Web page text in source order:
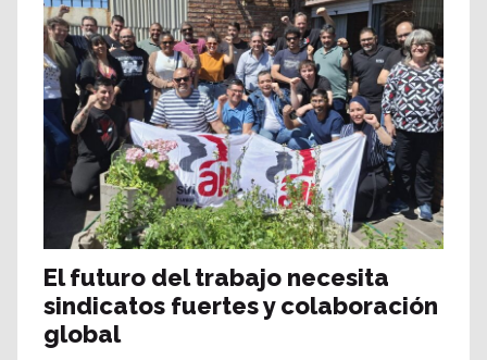
El futuro del trabajo necesita
sindicatos fuertes y colaboración
global